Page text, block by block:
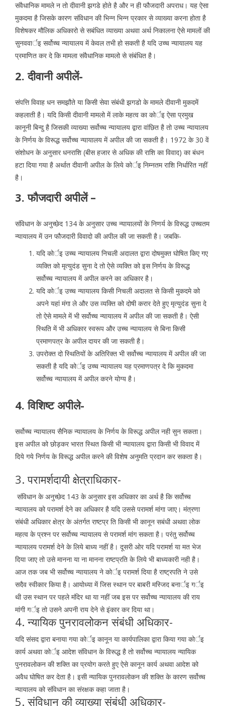
संवैधानिक मामले न तो दीवानी झगडे होते है और न ही फौजदारी अपराध। यह ऐसा
मुकदमा है जिसके कारण संविधान की भिन्न भिन्न प्रकार से व्याख्या करना होता है
विशेषकर मौलिक अधिकारो से सबंधित व्याख्या अथवा अर्थ निकालना ऐसे मामलों की
सुनववार्इ सर्वोच्च न्यायालय में केवल तभी हो सकती है यदि उच्च न्यायालय यह
प्रमाणित कर दे कि मामला संवैधानिक मामलो से संबंधित है।
2. दीवानी अपीलें-
संपत्ति विवाह धन समझौते या किसी सेवा संबंधी झगडो के मामले दीवानी मुकदमें
कहलाती है। यदि किसी दीवानी मामलो में लाके महत्व का कोर्इ ऐसा प्रमुख
कानूनी बिन्दु है जिसकी व्याख्या सर्वोच्च न्यायालय द्वारा वांछित है तो उच्च न्यायालय
के निर्णय के विरूद्ध सर्वोच्च न्यायालय में अपील की जा सकती है। 1972 के 30 वें
संशोधन के अनुसार धनराशि (बीस हजार से अधिक की राशि का विवाद) का बंधन
हटा दिया गया है अर्थात दीवानी अपील के लिये कोर्इ निम्नतम राशि निर्धारित नहीं
है।
3. फौजदारी अपीलें –
संविधान के अनुच्छेद 134 के अनुसार उच्च न्यायालयों के निणर्य के विरूद्ध उच्चतम
न्यायालय में उन फौजदारी विवादो की अपील की जा सकती है। जबकि-
यदि कोर्इ उच्च न्यायालय निचली अदालत द्वारा दोषमुक्त घोषित किए गए
व्यक्ति को मृत्युदंड सुना दे तो ऐसे व्यक्ति को इस निर्णय के विरूद्ध
सर्वोच्च न्यायालय में अपील करने का अधिकार है।
यदि कोर्इ उच्च न्यायालय किसी निचली अदालत से किसी मुकदमे को
अपने यहां मंगा ले और उस व्यक्ति को दोषी करार देते हुए मृत्युदंड सुना दे
तो ऐसे मामले में भी सर्वोच्च न्यायालय में अपील की जा सकती है। ऐसी
स्थिति में भी अधिकार स्वरूप और उच्च न्यायालय से बिना किसी
प्रमाणपत्र के अपील दायर की जा सकती है।
उपरोक्त दो स्थितियों के अतिरिक्त भी सर्वोच्च न्यायालय में अपील की जा
सकती है यदि कोर्इ उच्च न्यायालय यह प्रमाणपत्र दे कि मुकदमा
सर्वोच्च न्यायालय में अपील करने योग्य है।
4. विशिष्ट अपीले-
सर्वोच्च न्यायालय सैनिक न्यायालय के निर्णय के विरूद्ध अपील नही सुन सकता।
इस अपील को छोड़कर भारत स्थित किसी भी न्यायालय द्वारा किसी भी विवाद में
दिये गये निर्णय के विरूद्ध अपील करने की विशेष अनुमति प्रदान कर सकता है।
3. परामर्शदायी क्षेत्राधिकार-
संविधान के अनुच्छेद 143 के अनुसार इस अधिकार का अर्थ है कि सर्वोच्च
न्यायालय को परामर्श देने का अधिकार है यदि उससे परामर्श मांगा जाए। मंत्रणा
संबंधी अधिकार क्षेत्र के अंतर्गत राष्टप्र ति किसी भी कानून सबंधी अथवा लोक
महत्व के प्रश्न पर सर्वोच्च न्यायालय से परामर्श मांग सकता है। परंतु सर्वोच्च
न्यायालय परामर्श देने के लिये बाध्य नहीं है। दूसरी ओर यदि परामर्श या मत भेज
दिया जाए तो उसे मानना या ना मानना राष्टप्रति के लिये भी बाध्यकारी नही है।
आज तक जब भी सर्वोच्च न्यायालय ने कोर्इ परामर्श दिया है राष्ट्रपति ने उसे
सदैव स्वीकार किया है। आयोध्या में जिस स्थान पर बाबरी मस्जिद बनार्इ गर्इ
थी उस स्थान पर पहले मंदिर था या नहीं जब इस पर सर्वोच्च न्यायालय की राय
मांगी गर्इ तो उसने अपनी राय देने से इंकार कर दिया था।
4. न्यायिक पुनरावलोकन संबंधी अधिकार-
यदि संसद द्वारा बनाया गया कोर्इ कानून या कार्यपालिका द्वारा किया गया कोर्इ
कार्य अथवा कोर्इ आदेश संविधान के विरूद्ध है तो सर्वोच्च न्यायालय न्यायिक
पुनरावलोकन की शक्ति का प्रयोग करते हुए ऐसे कानून कार्य अथवा आदेश को
अवैध घोषित कर देता है। इसी न्यायिक पुनरावलोकन की शक्ति के कारण सर्वोच्च
न्यायालय को संविधान का संरक्षक कहा जाता है।
5. संविधान की व्याख्या संबंधी अधिकार-